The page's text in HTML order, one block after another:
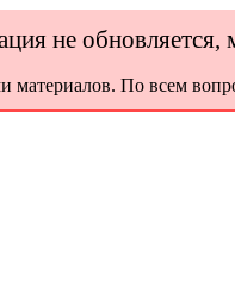
не
материалов. По всем